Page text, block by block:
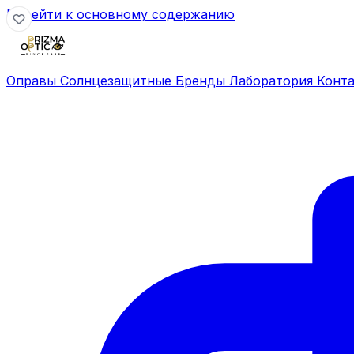
Перейти к основному содержанию
Оправы Солнцезащитные Бренды Лаборатория